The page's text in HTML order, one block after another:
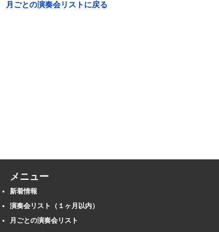
月ごとの演奏会リストに戻る
メニュー
新着情報
演奏会リスト（１ヶ月以内）
月ごとの演奏会リスト